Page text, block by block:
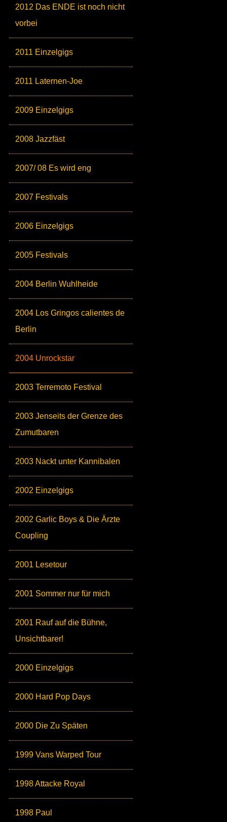
2012 Das ENDE ist noch nicht
vorbei
2011 Einzelgigs
2011 Laternen-Joe
2009 Einzelgigs
2008 Jazzfäst
2007/ 08 Es wird eng
2007 Festivals
2006 Einzelgigs
2005 Festivals
2004 Berlin Wuhlheide
2004 Los Gringos calientes de
Berlin
2004 Unrockstar
2003 Terremoto Festival
2003 Jenseits der Grenze des
Zumutbaren
2003 Nackt unter Kannibalen
2002 Einzelgigs
2002 Garlic Boys & Die Ärzte
Coupling
2001 Lesetour
2001 Sommer nur für mich
2001 Rauf auf die Bühne,
Unsichtbarer!
2000 Einzelgigs
2000 Hard Pop Days
2000 Die Zu Späten
1999 Vans Warped Tour
1998 Attacke Royal
1998 Paul